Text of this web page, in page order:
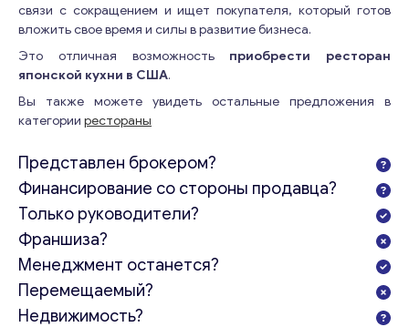
связи с сокращением и ищет покупателя, который готов
вложить свое время и силы в развитие бизнеса.
Это отличная возможность приобрести ресторан
японской кухни в США.
Вы также можете увидеть остальные предложения в
категории рестораны
Представлен брокером?
Финансирование со стороны продавца?
Только руководители?
Франшиза?
Менеджмент останется?
Перемещаемый?
Недвижимость?